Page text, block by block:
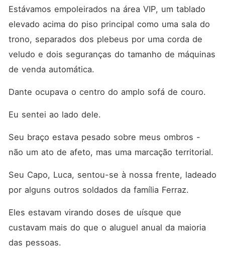
Estávamos empoleirados na área VIP, um tablado
elevado acima do piso principal como uma sala do
trono, separados dos plebeus por uma corda de
veludo e dois seguranças do tamanho de máquinas
de venda automática.
Dante ocupava o centro do amplo sofá de couro.
Eu sentei ao lado dele.
Seu braço estava pesado sobre meus ombros -
não um ato de afeto, mas uma marcação territorial.
Seu Capo, Luca, sentou-se à nossa frente, ladeado
por alguns outros soldados da família Ferraz.
Eles estavam virando doses de uísque que
custavam mais do que o aluguel anual da maioria
das pessoas.